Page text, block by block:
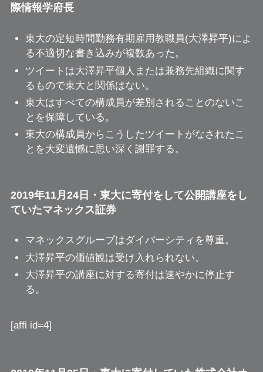
際情報学府長
東大の定短時間勤務有期雇用教職員(大澤昇平)によ
る不適切な書き込みが複数あった。
ツイートは大澤昇平個人または兼務先組織に関す
るもので東大と関係はない。
東大はすべての構成員が差別されることのないこ
とを保障している。
東大の構成員からこうしたツイートがなされたこ
とを大変遺憾に思い深く謝罪する。
2019年11月24日・東大に寄付をして公開講座をし
ていたマネックス証券
マネックスグループはダイバーシティを尊重。
大澤昇平の価値観は受け入れられない。
大澤昇平の講座に対する寄付は速やかに停止す
る。
[affi id=4]